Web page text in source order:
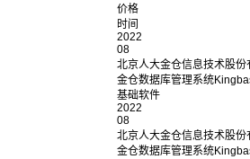
价格
时间
2022
08
北京人大金仓信息技术股份
金仓数据库管理系统
基础软件
2022
08
北京人大金仓信息技术股份
金仓数据库管理系统